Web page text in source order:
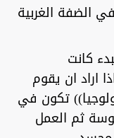
الضفة الغربية
كانت
اراد ان يقوم
تكون في
ثم العمل